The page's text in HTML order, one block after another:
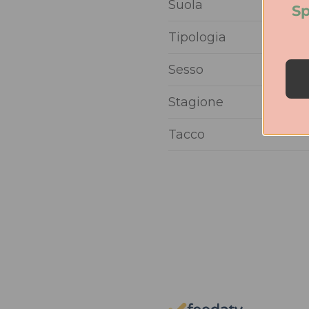
Suola
Tipologia
Sesso
Stagione
Tacco